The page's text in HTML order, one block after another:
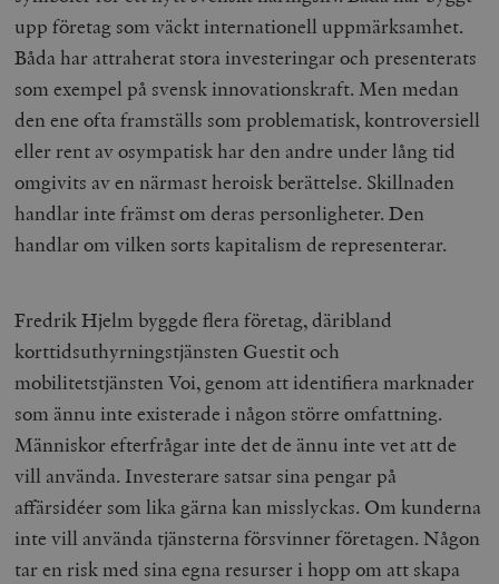
upp företag som väckt internationell uppmärksamhet.
Båda har attraherat stora investeringar och presenterats
som exempel på svensk innovationskraft. Men medan
den ene ofta framställs som problematisk, kontroversiell
eller rent av osympatisk har den andre under lång tid
omgivits av en närmast heroisk berättelse. Skillnaden
handlar inte främst om deras personligheter. Den
handlar om vilken sorts kapitalism de representerar.
Fredrik Hjelm byggde flera företag, däribland
korttidsuthyrningstjänsten Guestit och
mobilitetstjänsten Voi, genom att identifiera marknader
som ännu inte existerade i någon större omfattning.
Människor efterfrågar inte det de ännu inte vet att de
vill använda. Investerare satsar sina pengar på
affärsidéer som lika gärna kan misslyckas. Om kunderna
inte vill använda tjänsterna försvinner företagen. Någon
tar en risk med sina egna resurser i hopp om att skapa